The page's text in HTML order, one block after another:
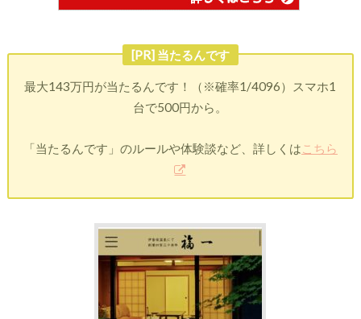
[PR] 当たるんです
最大143万円が当たるんです！（※確率1/4096）スマホ1
台で500円から。
「当たるんです」のルールや体験談など、詳しくは こちら